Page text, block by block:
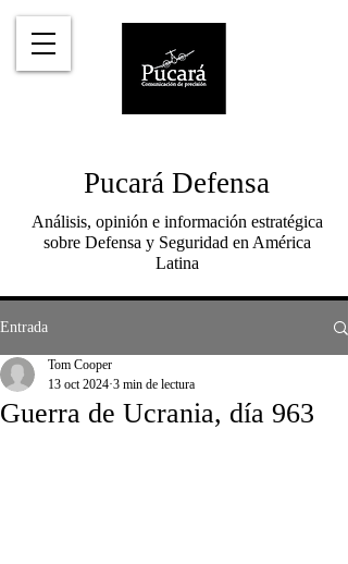
Pucará Defensa
Análisis, opinión e información estratégica
sobre Defensa y Seguridad en América
Latina
Entrada
Guerra de Ucrania, día 963
Tom Cooper
13 oct 2024 3 min de lectura